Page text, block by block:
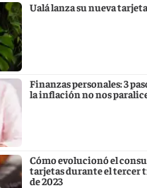
Ualá lanza su nueva
Finanzas personales: 3
la inflación no nos
Cómo evolucionó el
tarjetas durante el tercer
de 2023